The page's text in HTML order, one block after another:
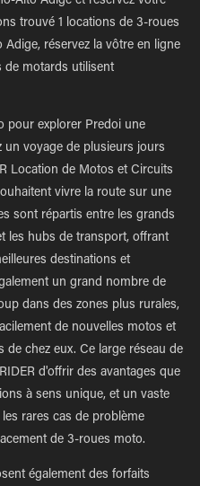
trouvé 1 locations de 3-roues
réservez la vôtre en ligne
de motards utilisent
pour explorer Predoi une
un voyage de plusieurs jours
Location de Motos et Circuits
vivre la route sur une
sont répartis entre les grands
les hubs de transport, offrant
destinations et
un grand nombre de
dans des zones plus rurales,
de nouvelles motos et
de chez eux. Ce large réseau de
d'offrir des avantages que
à sens unique, et un vaste
rares cas de problème
de 3-roues moto.
également des forfaits